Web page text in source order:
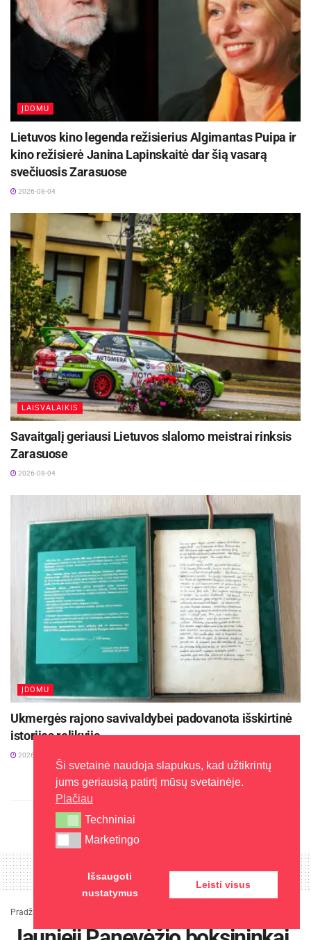
ĮDOMU
Lietuvos kino legenda režisierius Algimantas Puipa ir
kino režisierė Janina Lapinskaitė dar šią vasarą
svečiuosis Zarasuose
2026-08-04
LAISVALAIKIS
Savaitgalį geriausi Lietuvos slalomo meistrai rinksis
Zarasuose
2026-08-04
ĮDOMU
Ukmergės rajono savivaldybei padovanota išskirtinė
istorijos relikvija
2026-08-04
Pradžia
Ši svetainė naudoja slapukus, kad užtikrintų
jums geriausią patirtį mūsų svetainėje.
Plačiau
Techniniai
Techniniai
Marketingo
Marketingo
Išsaugoti
nustatymus
Leisti visus